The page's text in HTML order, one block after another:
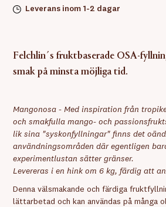
Leverans inom 1-2 dagar
Felchlin´s fruktbaserade OSA-
smak på minsta möjliga tid.
Mangonosa - Med inspiration från
och smakfulla mango- och
lik sina "syskonfyllningar" finns det
användningsområden där egentligen
experimentlustan sätter gränser.
Levererasi en hink om 6 kg,färdig att
Denna välsmakande och färdiga
lättarbetad och kan användas på många